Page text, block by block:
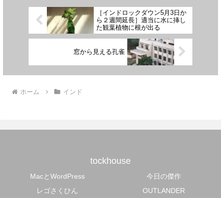
［インドロックダウン5月3日か
ら２週間延長］適当に水に挿し
た観葉植物に根が出る
窓から見える孔雀
ホーム インド
tockhouse
MacとWordPress
今日の傑作
レゴさくひん
OUTLANDER